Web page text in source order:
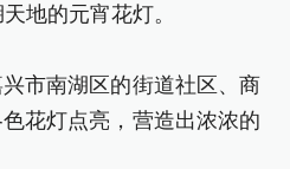
地的元宵花灯。
市南湖区的街道社区、商
花灯点亮，营造出浓浓的